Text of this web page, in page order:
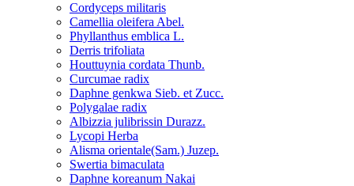
Cordyceps militaris
Camellia oleifera Abel.
Phyllanthus emblica L.
Derris trifoliata
Houttuynia cordata Thunb.
Curcumae radix
Daphne genkwa Sieb. et Zucc.
Polygalae radix
Albizzia julibrissin Durazz.
Lycopi Herba
Alisma orientale(Sam.) Juzep.
Swertia bimaculata
Daphne koreanum Nakai